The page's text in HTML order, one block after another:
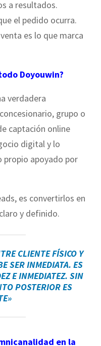
a resultados.
el pedido ocurra.
es lo que marca
Doyouwin?
verdadera
grupo o
captación online
digital y lo
apoyado por
es convertirlos en
y definido.
CLIENTE FÍSICO Y
SER INMEDIATA. ES
E INMEDIATEZ. SIN
POSTERIOR ES
en la